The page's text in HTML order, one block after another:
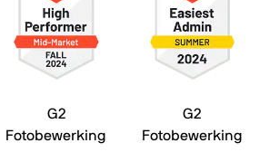
G2
Fotobewerking
G2
Fotobewerking